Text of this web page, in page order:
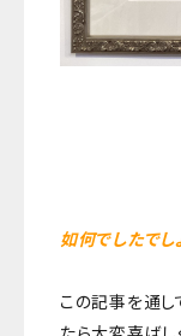
〈税
如何でしたでし
この記事を通